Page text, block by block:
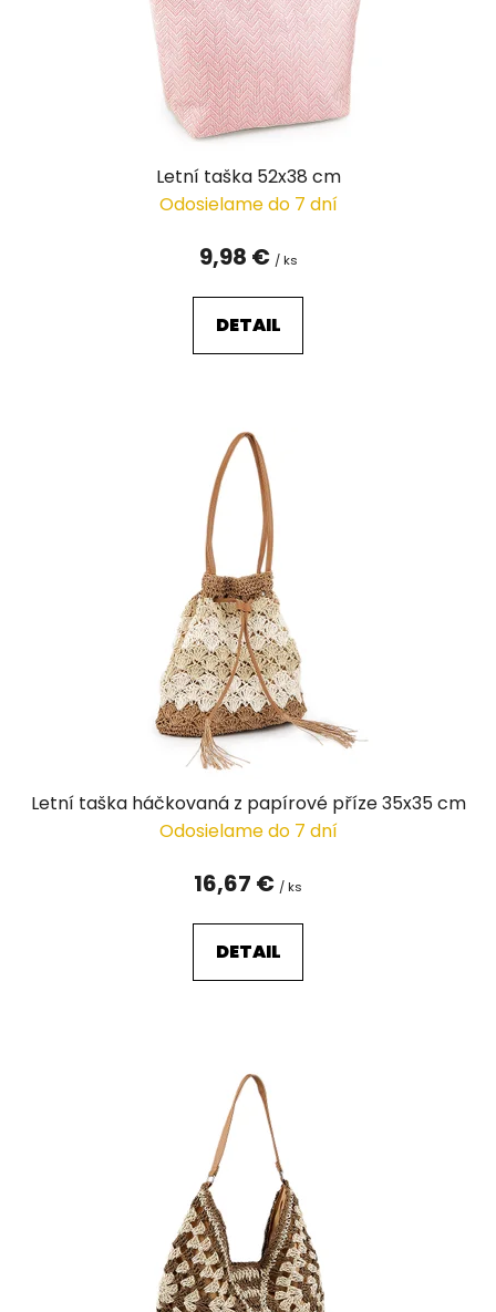
Letní taška 52x38 cm
Odosielame do 7 dní
9,98 € / ks
DETAIL
Letní taška háčkovaná z papírové příze 35x35 cm
Odosielame do 7 dní
16,67 € / ks
DETAIL